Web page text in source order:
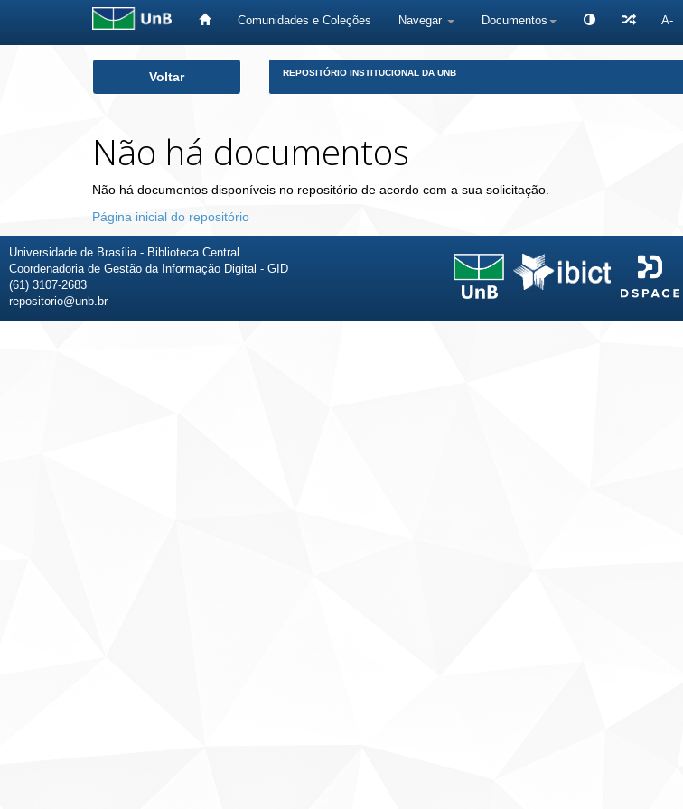
Comunidades e Coleções Navegar Documentos A-
Voltar REPOSITÓRIO INSTITUCIONAL DA UNB
Não há documentos
Não há documentos disponíveis no repositório de acordo com a sua solicitação.
Página inicial do repositório
Universidade de Brasília - Biblioteca Central
Coordenadoria de Gestão da Informação Digital - GID
(61) 3107-2683
repositorio@unb.br